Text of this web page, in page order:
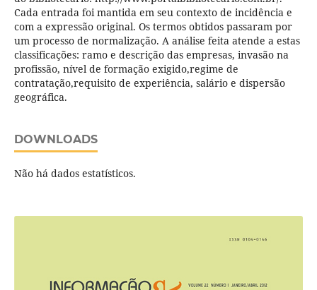
Cada entrada foi mantida em seu contexto de incidência e
com a expressão original. Os termos obtidos passaram por
um processo de normalização. A análise feita atende a estas
classificações: ramo e descrição das empresas, invasão na
profissão, nível de formação exigido,regime de
contratação,requisito de experiência, salário e dispersão
geográfica.
DOWNLOADS
Não há dados estatísticos.